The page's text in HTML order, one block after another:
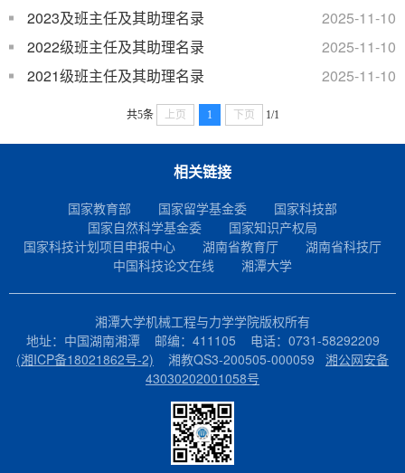
2025-11-10
2023及班主任及其助理名录
2025-11-10
2022级班主任及其助理名录
2025-11-10
2021级班主任及其助理名录
共5条 上页 1 下页 1/1
相关链接
国家教育部 国家留学基金委
国家科技部
国家自然科学基金委
国家知识产权局
国家科技计划项目申报中心
湖南省教育厅
湖南省科技厅
中国科技论文在线
湘潭大学
湘潭大学机械工程与力学学院版权所有
地址：中国湖南湘潭 邮编：411105 电话：0731-58292209
(湘ICP备18021862号-2) 湘教QS3-200505-000059 湘公网安备
43030202001058号